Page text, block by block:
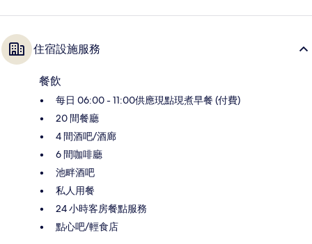
住宿設施服務
餐飲
每日 06:00 - 11:00供應現點現煮早餐 (付費)
20 間餐廳
4 間酒吧/酒廊
6 間咖啡廳
池畔酒吧
私人用餐
24 小時客房餐點服務
點心吧/輕食店